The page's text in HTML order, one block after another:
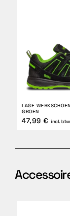
LAGE
GROEN
47,99 € incl. btw